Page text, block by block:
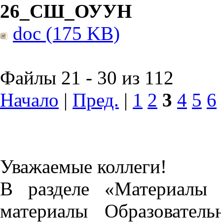
26_СШ_ОУУН
doc (175 KB)
Файлы 21 - 30 из 112
Начало | Пред. | 1 2 3 4 5 6
Уважаемые коллеги!
В разделе «Материалы
материалы